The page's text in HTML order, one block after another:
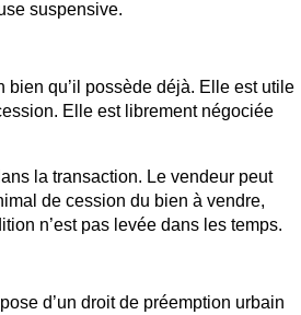
suspensive.
bien qu’il possède déjà. Elle est utile
Elle est librement négociée
la transaction. Le vendeur peut
de cession du bien à vendre,
n’est pas levée dans les temps.
d’un droit de préemption urbain